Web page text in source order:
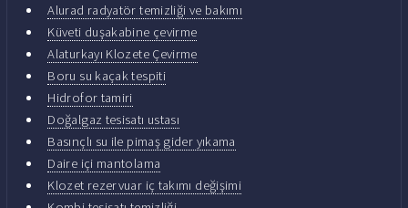
Alurad radyatör temizliği ve bakımı
Küveti duşakabine çevirme
Alaturkayı Klozete Çevirme
Boru su kaçak tespiti
Hidrofor tamiri
Doğalgaz tesisatı ustası
Basınçlı su ile pimaş gider yıkama
Daire içi mantolama
Klozet rezervuar iç takımı değişimi